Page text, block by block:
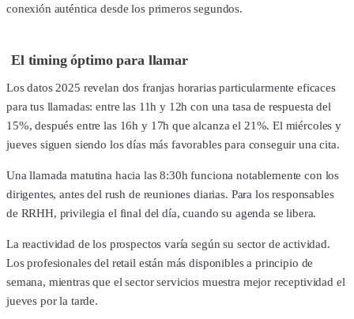
conexión auténtica desde los primeros segundos.
El timing óptimo para llamar
Los datos 2025 revelan dos franjas horarias particularmente eficaces
para tus llamadas: entre las 11h y 12h con una tasa de respuesta del
15%, después entre las 16h y 17h que alcanza el 21%. El miércoles y
jueves siguen siendo los días más favorables para conseguir una cita.
Una llamada matutina hacia las 8:30h funciona notablemente con los
dirigentes, antes del rush de reuniones diarias. Para los responsables
de RRHH, privilegia el final del día, cuando su agenda se libera.
La reactividad de los prospectos varía según su sector de actividad.
Los profesionales del retail están más disponibles a principio de
semana, mientras que el sector servicios muestra mejor receptividad el
jueves por la tarde.